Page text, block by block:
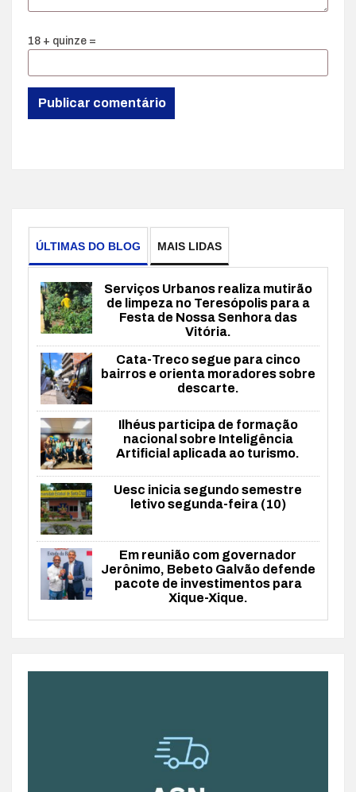
18 + quinze =
ÚLTIMAS DO BLOG MAIS LIDAS
Serviços Urbanos realiza mutirão
de limpeza no Teresópolis para a
Festa de Nossa Senhora das
Vitória.
Cata-Treco segue para cinco
bairros e orienta moradores sobre
descarte.
Ilhéus participa de formação
nacional sobre Inteligência
Artificial aplicada ao turismo.
Uesc inicia segundo semestre
letivo segunda-feira (10)
Em reunião com governador
Jerônimo, Bebeto Galvão defende
pacote de investimentos para
Xique-Xique.